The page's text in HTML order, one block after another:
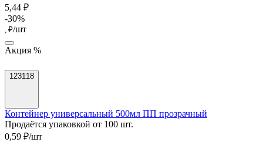
5,44 ₽
-30%
, ₽/шт
Акция %
123118
Контейнер универсальный 500мл ПП прозрачный
Продаётся упаковкой от 100 шт.
0,59 ₽/шт